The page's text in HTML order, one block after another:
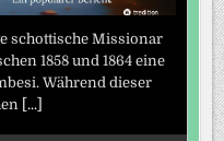
schottische Missionar
1858 und 1864 eine
Während dieser
[...]